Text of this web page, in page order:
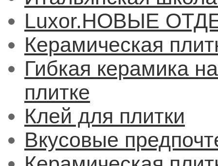
Luxor.НОВЫЕ
Керамическая
Гибкая керамика
плитке
Клей для плитки
Вкусовые